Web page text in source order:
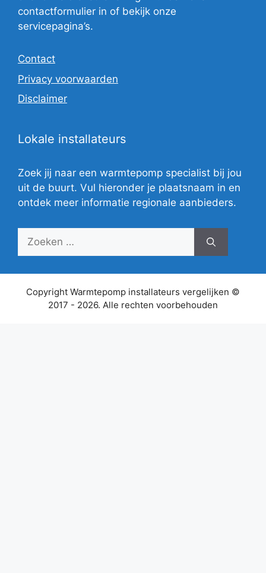
contactformulier in of bekijk onze
servicepagina’s.
Contact
Privacy voorwaarden
Disclaimer
Lokale installateurs
Zoek jij naar een warmtepomp specialist bij jou
uit de buurt. Vul hieronder je plaatsnaam in en
ontdek meer informatie regionale aanbieders.
Zoek
Copyright Warmtepomp installateurs vergelijken ©
2017 - 2026. Alle rechten voorbehouden